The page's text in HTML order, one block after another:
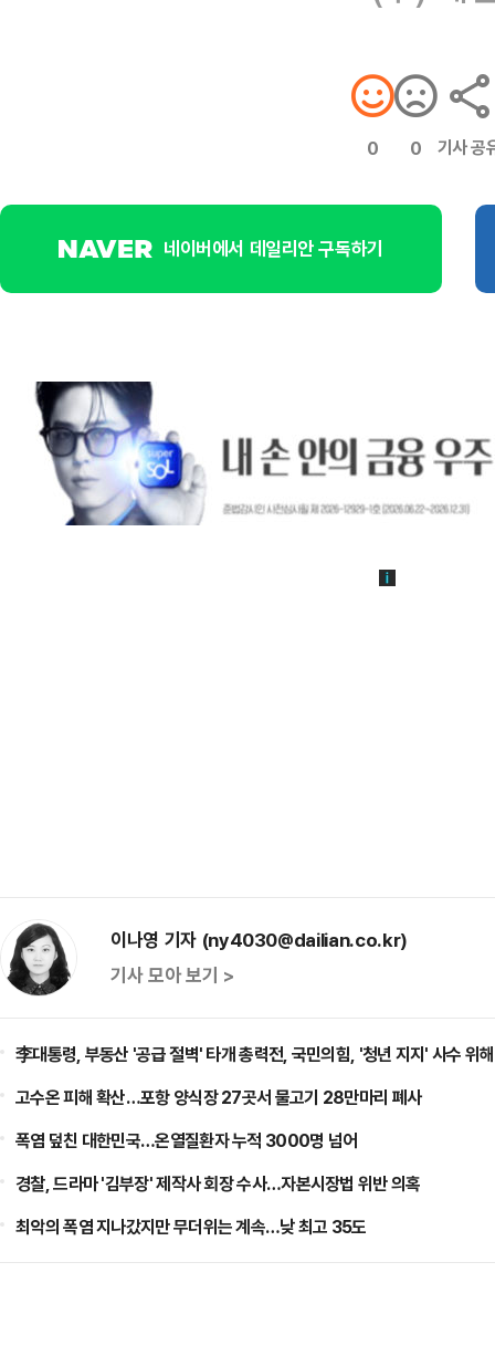
0 0 기사 공
네이버에서 데일리안 구독하기
이나영 기자 (ny4030@dailian.co.kr)
기사 모아 보기 >
李대통령, 부동산 '공급 절벽' 타개 총력전, 국민의힘, '청년 지지' 사수 위
고수온 피해 확산…포항 양식장 27곳서 물고기 28만마리 폐사
폭염 덮친 대한민국…온열질환자 누적 3000명 넘어
경찰, 드라마 '김부장' 제작사 회장 수사…자본시장법 위반 의혹
최악의 폭염 지나갔지만 무더위는 계속…낮 최고 35도